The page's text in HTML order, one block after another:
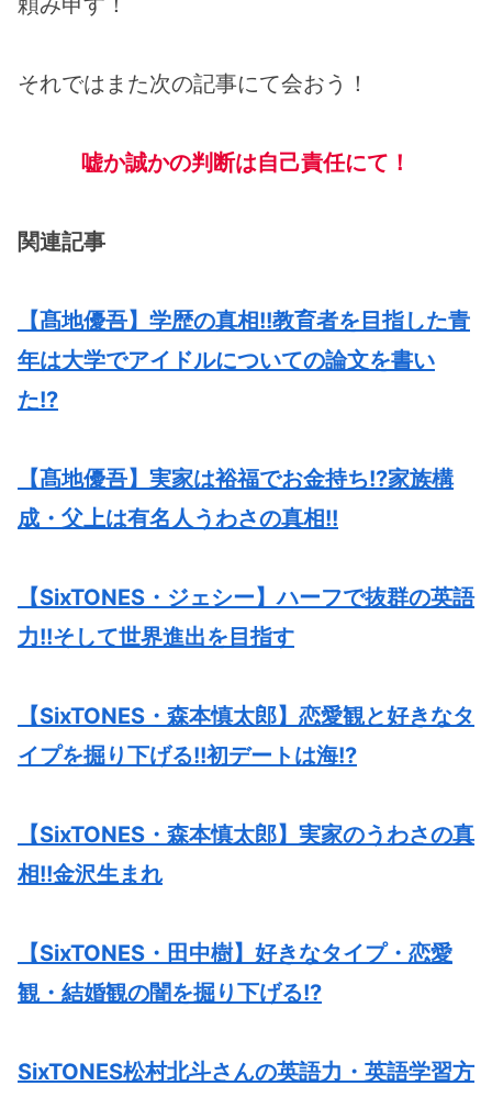
それではまた次の記事にて会おう！
嘘か誠かの判断は自己責任にて！
関連記事
【髙地優吾】学歴の真相!!教育者を目指した青
年は大学でアイドルについての論文を書い
た!?
【髙地優吾】実家は裕福でお金持ち!?家族構
成・父上は有名人うわさの真相!!
【SixTONES・ジェシー】ハーフで抜群の英語
力!!そして世界進出を目指す
【SixTONES・森本慎太郎】恋愛観と好きなタ
イプを掘り下げる!!初デートは海!?
【SixTONES・森本慎太郎】実家のうわさの真
相!!金沢生まれ
【SixTONES・田中樹】好きなタイプ・恋愛
観・結婚観の闇を掘り下げる!?
SixTONES松村北斗さんの英語力・英語学習方